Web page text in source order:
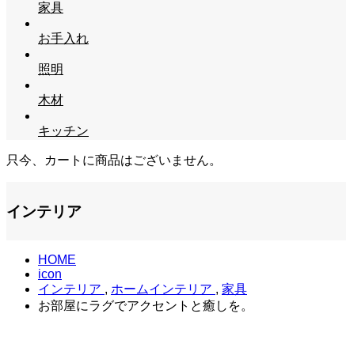
家具
お手入れ
照明
木材
キッチン
只今、カートに商品はございません。
インテリア
HOME
icon
インテリア , ホームインテリア , 家具
お部屋にラグでアクセントと癒しを。